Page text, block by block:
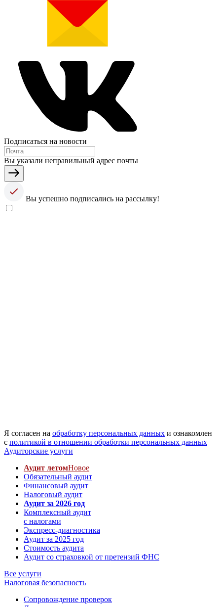
Подписаться на новости
Вы указали неправильный адрес почты
Вы успешно подписались на рассылку!
Я согласен на обработку персональных данных и ознакомлен
с политикой в отношении обработки персональных данных
Аудиторские услуги
Аудит летомНовое
Обязательный аудит
Финансовый аудит
Налоговый аудит
Аудит за 2026 год
Комплексный аудит
с налогами
Экспресс-диагностика
Аудит за 2025 год
Стоимость аудита
Аудит со страховкой от претензий ФНС
Все услуги
Налоговая безопасность
Сопровождение проверок